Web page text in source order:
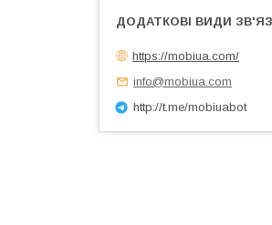
https://mobiua.com/
info@mobiua.com
http://t.me/mobiuabot